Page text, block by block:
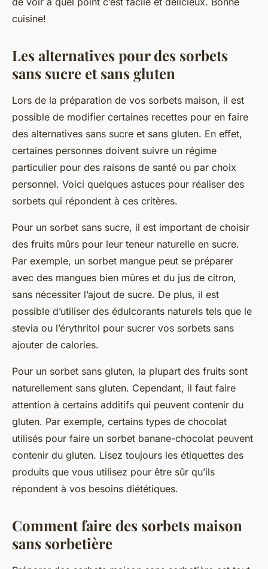
cuisine!
Les alternatives pour des sorbets
sans sucre et sans gluten
Lors de la préparation de vos sorbets maison, il est
possible de modifier certaines recettes pour en faire
des alternatives sans sucre et sans gluten. En effet,
certaines personnes doivent suivre un régime
particulier pour des raisons de santé ou par choix
personnel. Voici quelques astuces pour réaliser des
sorbets qui répondent à ces critères.
Pour un sorbet sans sucre, il est important de choisir
des fruits mûrs pour leur teneur naturelle en sucre.
Par exemple, un sorbet mangue peut se préparer
avec des mangues bien mûres et du jus de citron,
sans nécessiter l’ajout de sucre. De plus, il est
possible d’utiliser des édulcorants naturels tels que le
stevia ou l’érythritol pour sucrer vos sorbets sans
ajouter de calories.
Pour un sorbet sans gluten, la plupart des fruits sont
naturellement sans gluten. Cependant, il faut faire
attention à certains additifs qui peuvent contenir du
gluten. Par exemple, certains types de chocolat
utilisés pour faire un sorbet banane-chocolat peuvent
contenir du gluten. Lisez toujours les étiquettes des
produits que vous utilisez pour être sûr qu’ils
répondent à vos besoins diététiques.
Comment faire des sorbets maison
sans sorbetière